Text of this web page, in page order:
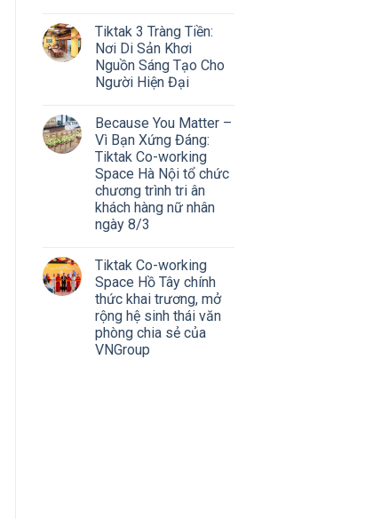
Tiktak 3 Tràng Tiền:
Nơi Di Sản Khơi
Nguồn Sáng Tạo Cho
Người Hiện Đại
Because You Matter –
Vì Bạn Xứng Đáng:
Tiktak Co-working
Space Hà Nội tổ chức
chương trình tri ân
khách hàng nữ nhân
ngày 8/3
Tiktak Co-working
Space Hồ Tây chính
thức khai trương, mở
rộng hệ sinh thái văn
phòng chia sẻ của
VNGroup